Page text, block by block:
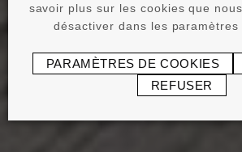
savoir plus sur les cookies que
désactiver dans les paramètres
PARAMÈTRES DE COOKIES
REFUSER